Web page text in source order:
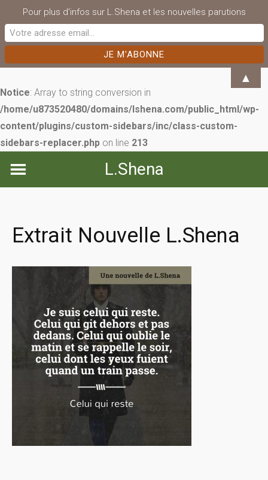
Notice: Array to string conversion in
/home/u873520480/domains/lshena.com/public_html/wp-
content/plugins/custom-sidebars/inc/class-custom-
sidebars-replacer.php on line 213
L.Shena
Extrait Nouvelle L.Shena
Pour plus d'infos sur L.Shena et les nouvelles parutions
▲